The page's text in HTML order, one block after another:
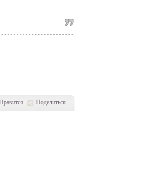
Поделиться